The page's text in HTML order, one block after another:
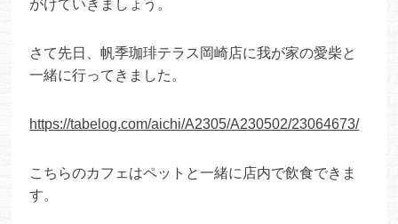
がけていきましょう。
さて先日、帆季珈琲テラス岡崎店に我が家の愛柴と
一緒に行ってきました。
https://tabelog.com/aichi/A2305/A230502/23064673/
こちらのカフェはペットと一緒に店内で飲食できま
す。